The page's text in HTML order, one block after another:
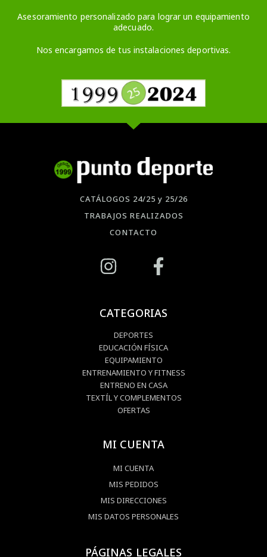
Asesoramiento personalizado para lograr un equipamiento
adecuado.
Nos encargamos de tus instalaciones deportivas.
CATÁLOGOS 24/25 y 25/26
TRABAJOS REALIZADOS
CONTACTO
CATEGORIAS
DEPORTES
EDUCACIÓN FÍSICA
EQUIPAMIENTO
ENTRENAMIENTO Y FITNESS
ENTRENO EN CASA
TEXTÍL Y COMPLEMENTOS
OFERTAS
MI CUENTA
MI CUENTA
MIS PEDIDOS
MIS DIRECCIONES
MIS DATOS PERSONALES
PÁGINAS LEGALES